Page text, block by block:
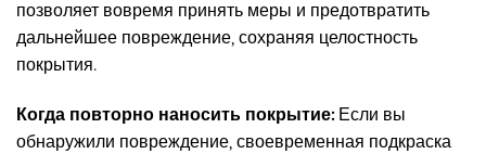
позволяет вовремя принять меры и предотвратить
дальнейшее повреждение, сохраняя целостность
покрытия.
Когда повторно наносить покрытие: Если вы
обнаружили повреждение, своевременная подкраска